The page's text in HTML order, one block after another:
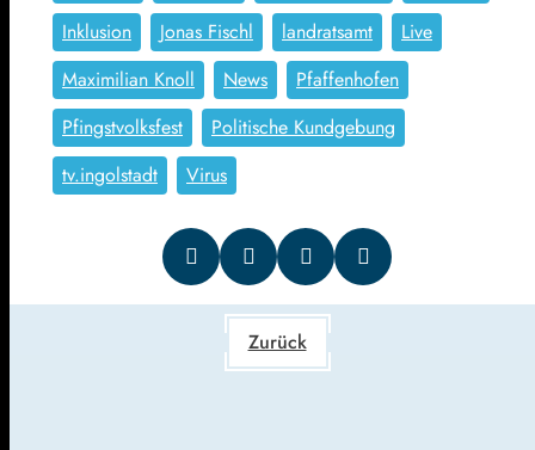
Inklusion
Jonas Fischl landratsamt
Live
Maximilian Knoll
News
Pfaffenhofen
Pfingstvolksfest
Politische Kundgebung
tv.ingolstadt
Virus
Zurück